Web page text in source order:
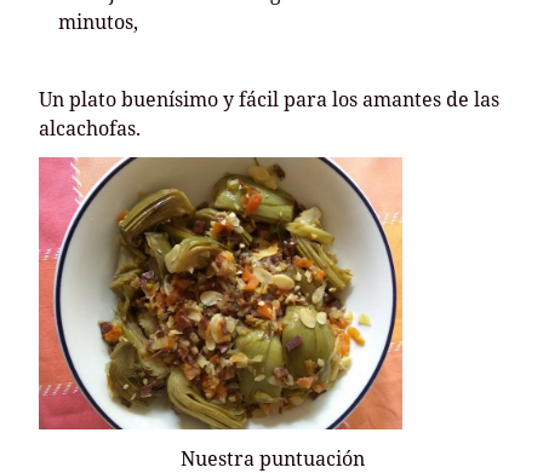
minutos,
Un plato buenísimo y fácil para los amantes de las
alcachofas.
Nuestra puntuación